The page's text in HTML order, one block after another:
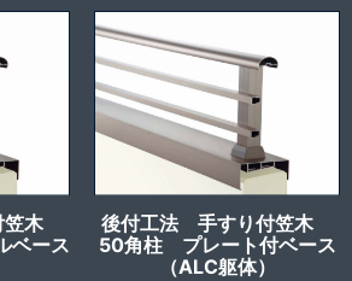
笠木
ベース
後付工法 手すり付笠木
50角柱 プレート付ベース
（ALC躯体）